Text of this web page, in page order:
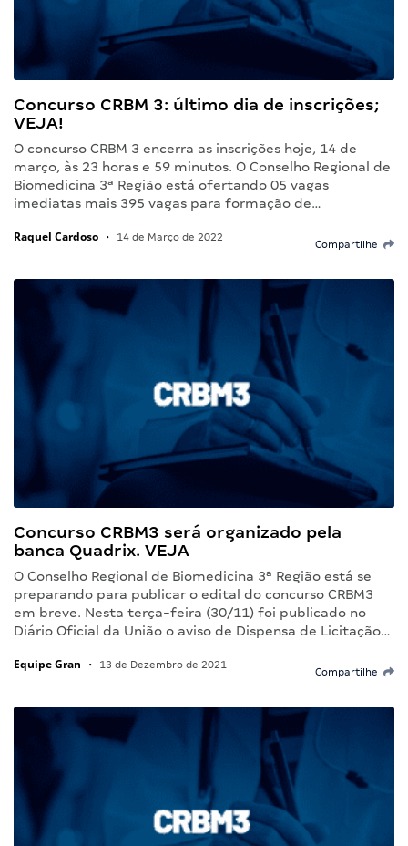
Concurso CRBM 3: último dia de inscrições;
VEJA!
O concurso CRBM 3 encerra as inscrições hoje, 14 de
março, às 23 horas e 59 minutos. O Conselho Regional de
Biomedicina 3ª Região está ofertando 05 vagas
imediatas mais 395 vagas para formação de…
Raquel Cardoso • 14 de Março de 2022
Compartilhe
Concurso CRBM3 será organizado pela
banca Quadrix. VEJA
O Conselho Regional de Biomedicina 3ª Região está se
preparando para publicar o edital do concurso CRBM3
em breve. Nesta terça-feira (30/11) foi publicado no
Diário Oficial da União o aviso de Dispensa de Licitação…
Equipe Gran • 13 de Dezembro de 2021
Compartilhe